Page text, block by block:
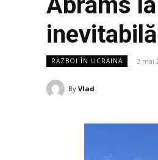
RĂZBOI ÎN UCRAINA 2 mai
By Vlad